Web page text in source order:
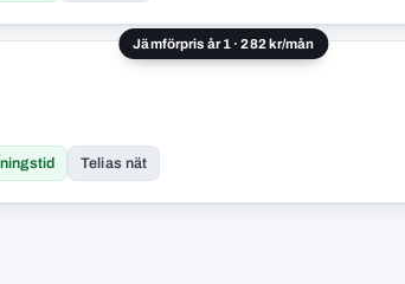
Jämförpris år 1 · 282 kr/mån
Telias nät